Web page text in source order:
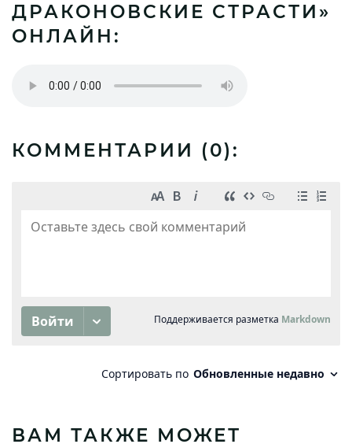
ДРАКОНОВСКИЕ СТРАСТИ»
ОНЛАЙН:
КОММЕНТАРИИ (0):
ВАМ ТАКЖЕ МОЖЕТ